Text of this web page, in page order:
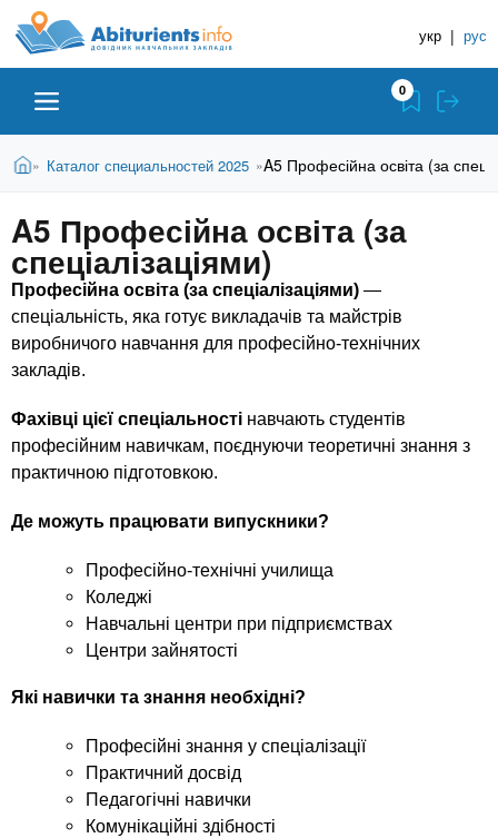
A
b
i
t
u
r
i
e
n
.
о
в
д
н
к
Н
а
в
ч
л
ь
н
и
а
укр | рус
Абітурієнту
ЗВО (ВНЗ)
Коледжі
Приватні школи
Онлайн курси
За кордоном
0
В
т
у
т
Головна
» Каталог специальностей 2025 »A5 Професійна освіта (за
A5 Професійна освіта (за
спеціалізаціями)
Професійна освіта (за спеціалізаціями) —
спеціальність, яка готує викладачів та майстрів
виробничого навчання для професійно-технічних
закладів.
Фахівці цієї спеціальності навчають студентів
професійним навичкам, поєднуючи теоретичні знання з
практичною підготовкою.
Де можуть працювати випускники?
Професійно-технічні училища
Коледжі
Навчальні центри при підприємствах
Центри зайнятості
Які навички та знання необхідні?
Професійні знання у спеціалізації
Практичний досвід
Педагогічні навички
Комунікаційні здібності